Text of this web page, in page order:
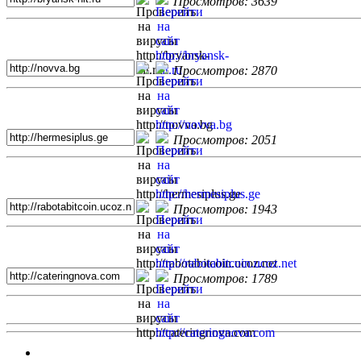
Просмотров: 2870
Просмотров: 2051
Просмотров: 1943
Просмотров: 1789